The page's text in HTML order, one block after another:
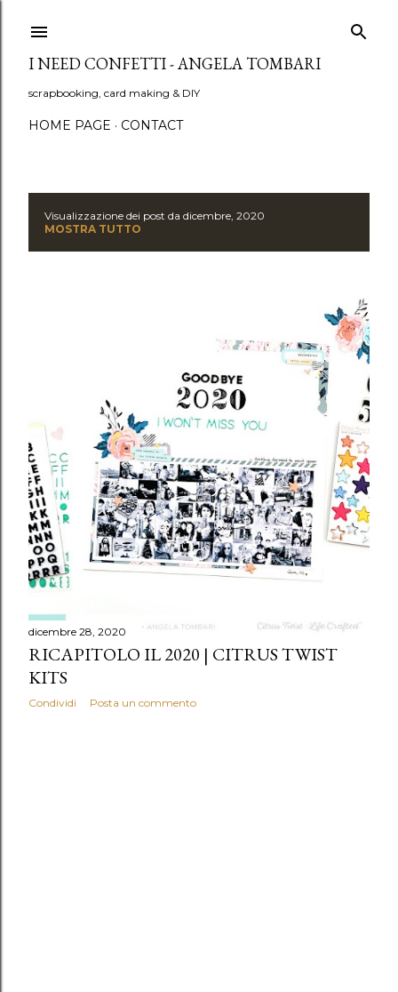
I NEED CONFETTI - ANGELA TOMBARI
scrapbooking, card making & DIY
HOME PAGE CONTACT
Visualizzazione dei post da dicembre, 2020
MOSTRA TUTTO
dicembre 28, 2020
RICAPITOLO IL 2020 | CITRUS TWIST
KITS
Condividi Posta un commento